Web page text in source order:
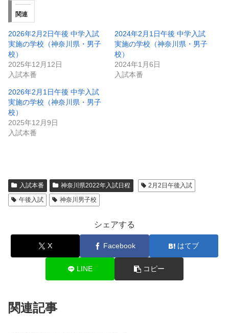
関連
2026年2月2日午後 中学入試
実施の学校（神奈川県・男子
校）
2025年12月12日
入試本番
2024年2月1日午後 中学入試
実施の学校（神奈川県・男子
校）
2024年1月6日
入試本番
2026年2月1日午後 中学入試
実施の学校（神奈川県・男子
校）
2025年12月9日
入試本番
入試本番 神奈川県2022年入試日程
2月2日午後入試
午後入試
神奈川男子校
シェアする
X Facebook はてブ
LINE コピー
関連記事